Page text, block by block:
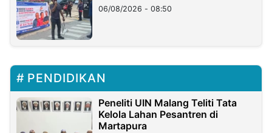
06/08/2026 - 08:50
PENDIDIKAN
Peneliti UIN Malang Teliti Tata
Kelola Lahan Pesantren di
Martapura